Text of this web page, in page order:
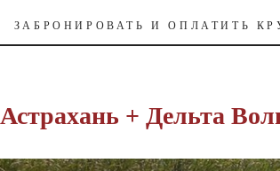
ЗАБРОНИРОВАТЬ И ОПЛАТИТЬ
Астрахань + Дельта